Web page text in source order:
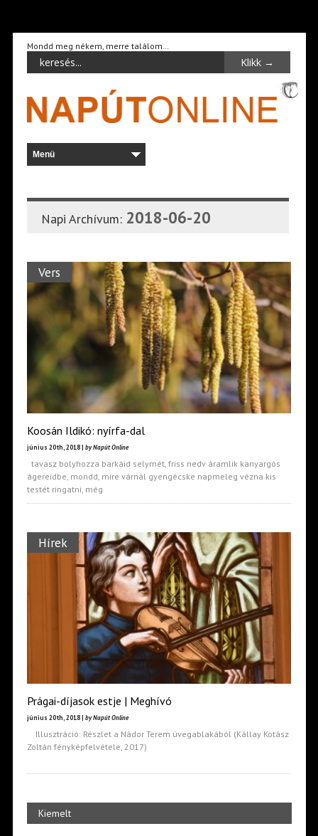
Mondd meg nékem, merre találom…
Napi Archívum: 2018-06-20
Vers
Koosán Ildikó: nyírfa-dal
június 20th, 2018 | by Napút Online
tavasz bolyhozza barkáid selymét, friss nedv áramlik kanyargós
ágereidbe, mondd, mire várnál gyengécske napmeleg vézna kis
testét ringatni, még
Hírek
Prágai-díjasok estje | Meghívó
június 20th, 2018 | by Napút Online
Illusztráció: Részlet a Nádor Terem üvegablakából (Kállay Kotász
Zoltán fényképfelvétele, 2017)
Kiemelt